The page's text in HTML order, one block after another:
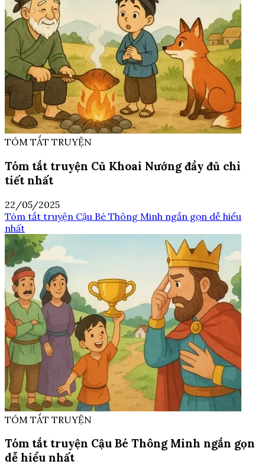
TÓM TẮT TRUYỆN
Tóm tắt truyện Củ Khoai Nướng đầy đủ chi
tiết nhất
22/05/2025
Tóm tắt truyện Cậu Bé Thông Minh ngắn gọn dễ hiểu
nhất
TÓM TẮT TRUYỆN
Tóm tắt truyện Cậu Bé Thông Minh ngắn gọn
dễ hiểu nhất